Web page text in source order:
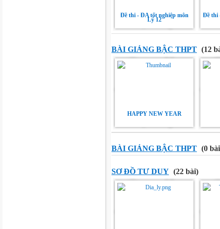
Đề thi - ĐA tốt nghiệp môn
Lý 12
Đề thi
BÀI GIẢNG BẬC THPT (12
HAPPY NEW YEAR
BÀI GIẢNG BẬC THPT (0
SƠ ĐỒ TƯ DUY (22 bài)